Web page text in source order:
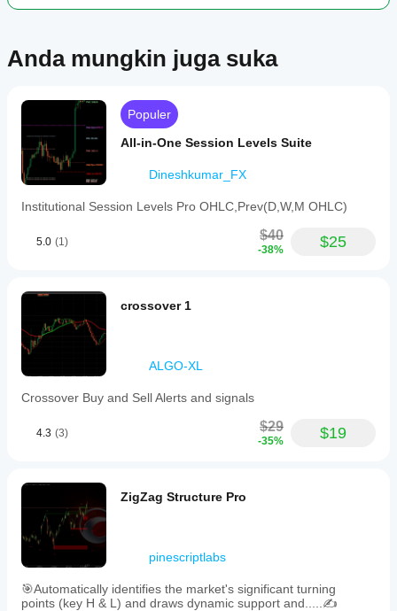
Anda mungkin juga suka
Populer
All-in-One Session Levels Suite
Dineshkumar_FX
Institutional Session Levels Pro OHLC,Prev(D,W,M OHLC)
5.0 (1) $40
-38% $25
crossover 1
ALGO-XL
Crossover Buy and Sell Alerts and signals
4.3 (3) $29
-35% $19
ZigZag Structure Pro
pinescriptlabs
🎯Automatically identifies the market's significant turning
points (key H & L) and draws dynamic support and.....✍️